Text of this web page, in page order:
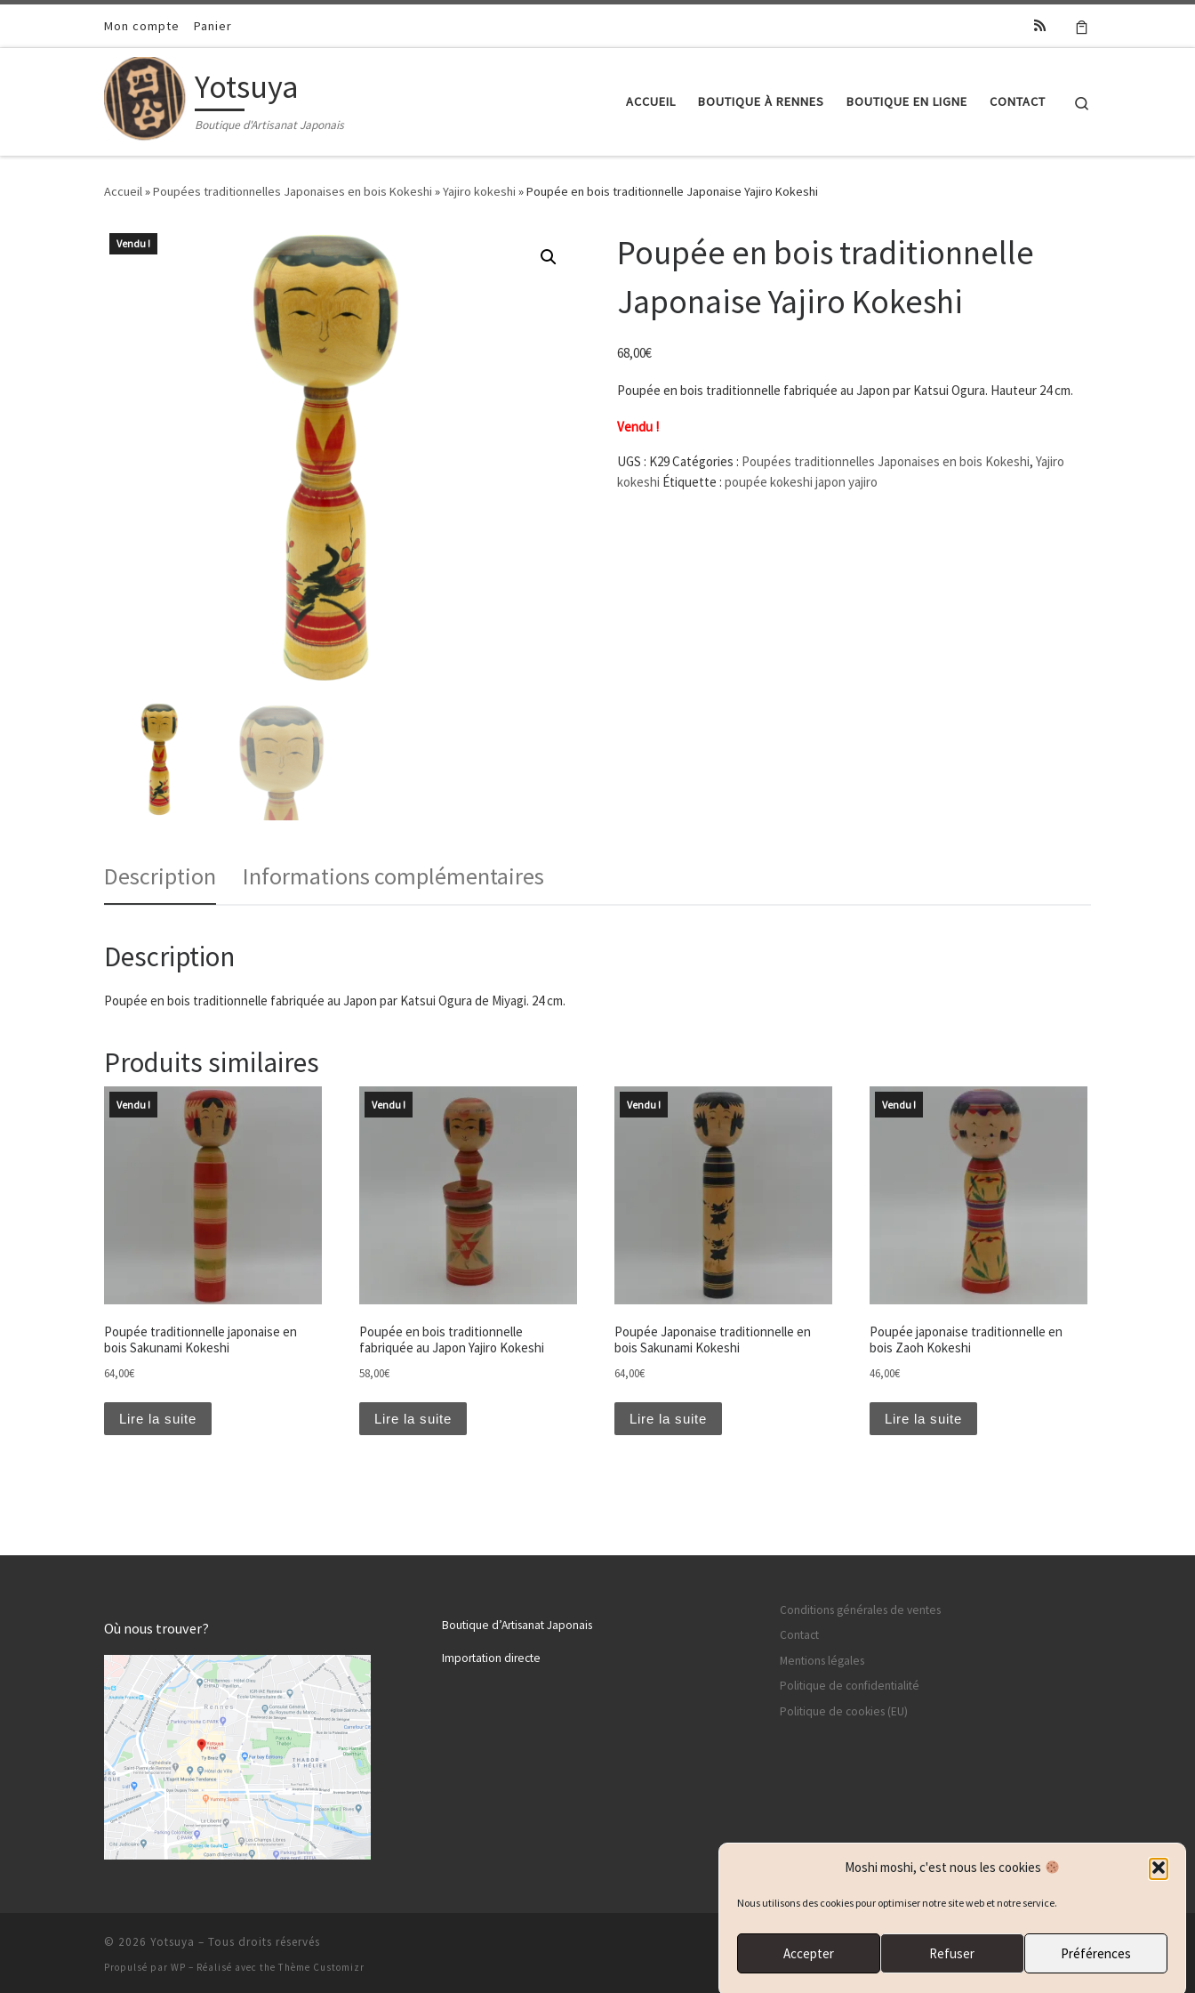
Moshi moshi, c'est nous les cookies
Nous utilisons des cookies pour optimiser notre site web et notre service.
Accepter Refuser Préférences
Passer au contenuMon compte Panier
Yotsuya
Boutique d'Artisanat Japonais
ACCUEIL BOUTIQUE À RENNES BOUTIQUE EN LIGNE CONTACT
Accueil»Poupées traditionnelles Japonaises en bois Kokeshi »Yajiro kokeshi »Poupée en bois traditionnelle Japonaise Yajiro Kokeshi
Vendu !
Poupée en bois traditionnelle
Japonaise Yajiro Kokeshi
68,00€
Poupée en bois traditionnelle fabriquée au Japon par Katsui Ogura. Hauteur 24 cm.
Vendu !
UGS : K29Catégories : Poupées traditionnelles Japonaises en bois Kokeshi,Yajiro
kokeshi Étiquette :poupée kokeshi japon yajiro
Description Informations complémentaires
Description
Poupée en bois traditionnelle fabriquée au Japon par Katsui Ogura de Miyagi. 24 cm.
Produits similaires
Vendu !
Poupée traditionnelle japonaise en
bois Sakunami Kokeshi
64,00€
Lire la suite
Vendu !
Poupée en bois traditionnelle
fabriquée au Japon Yajiro Kokeshi
58,00€
Lire la suite
Vendu !
Poupée Japonaise traditionnelle en
bois Sakunami Kokeshi
64,00€
Lire la suite
Vendu !
Poupée japonaise traditionnelle en
bois Zaoh Kokeshi
46,00€
Lire la suite
Où nous trouver? Boutique d’Artisanat Japonais
Importation directe
Conditions générales de ventes
Contact
Mentions légales
Politique de confidentialité
Politique de cookies (EU)
© 2026 Yotsuya – Tous droits réservés
Propulsé par WP – Réalisé avec the Thème Customizr